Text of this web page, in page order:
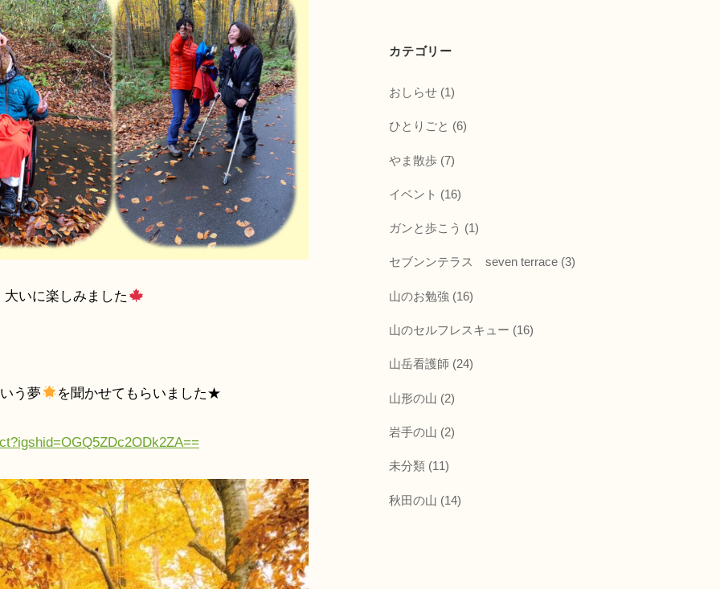
いに楽しみました
う夢 を聞かせてもらいました★
カテゴリー
おしらせ (1)
ひとりごと (6)
やま散歩 (7)
イベント (16)
ガンと歩こう (1)
セブンンテラス seven terrace (3)
山のお勉強 (16)
山のセルフレスキュー (16)
山岳看護師 (24)
山形の山 (2)
岩手の山 (2)
未分類 (11)
秋田の山 (14)